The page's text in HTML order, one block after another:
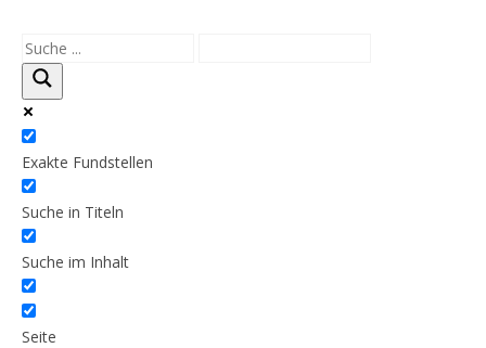
Exakte Fundstellen
Suche in Titeln
Suche im Inhalt
Seite